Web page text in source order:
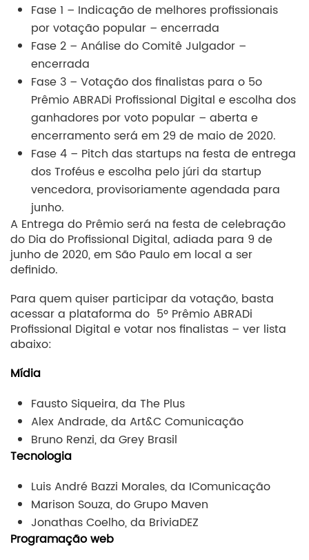
Fase 1 – Indicação de melhores profissionais
por votação popular – encerrada
Fase 2 – Análise do Comitê Julgador –
encerrada
Fase 3 – Votação dos finalistas para o 5o
Prêmio ABRADi Profissional Digital e escolha dos
ganhadores por voto popular – aberta e
encerramento será em 29 de maio de 2020.
Fase 4 – Pitch das startups na festa de entrega
dos Troféus e escolha pelo júri da startup
vencedora, provisoriamente agendada para
junho.
A Entrega do Prêmio será na festa de celebração
do Dia do Profissional Digital, adiada para 9 de
junho de 2020, em São Paulo em local a ser
definido.
Para quem quiser participar da votação, basta
acessar a plataforma do 5º Prêmio ABRADi
Profissional Digital e votar nos finalistas – ver lista
abaixo:
Mídia
Fausto Siqueira, da The Plus
Alex Andrade, da Art&C Comunicação
Bruno Renzi, da Grey Brasil
Tecnologia
Luis André Bazzi Morales, da IComunicação
Marison Souza, do Grupo Maven
Jonathas Coelho, da BriviaDEZ
Programação web